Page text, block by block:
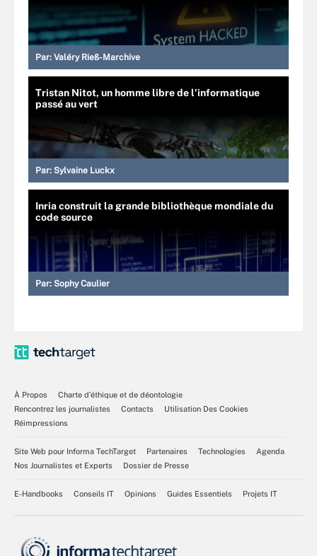
Par: Valéry Rieß-Marchive
Tristan Nitot, un homme libre de l’informatique
passé au vert
Par: Sylvaine Luckx
Inria construit la grande bibliothèque mondiale du
code source
Par: Sophy Caulier
À Propos
Charte d’éthique et de déontologie
Rencontrez les journalistes
Contacts
Utilisation Des Cookies
Réimpressions
Site Web pour Informa TechTarget Partenaires Technologies
Agenda
Nos Journalistes et Experts
Dossier de Presse
E-Handbooks Conseils IT Opinions Guides Essentiels Projets IT